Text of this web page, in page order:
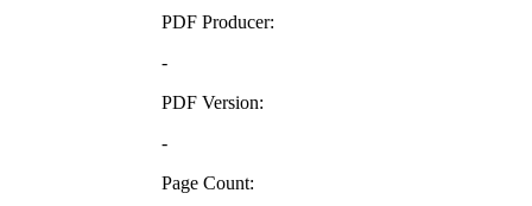
PDF Producer:
-
PDF Version:
-
Page Count: